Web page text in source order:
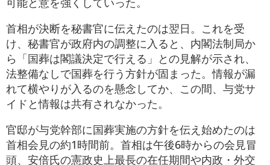
首相が決断を秘書官に伝えたのは翌日。これを受
け、秘書官が政府内の調整に入ると、内閣法制局か
ら「国葬は閣議決定で行える」との見解が示され、
法整備なしで国葬を行う方針が固まった。情報が漏
れて横やりが入るのを懸念してか、この間、与党サ
イドと情報は共有されなかった。
官邸が与党幹部に国葬実施の方針を伝え始めたのは
首相会見の約1時間前。首相は午後6時からの会見冒
頭、安倍氏の憲政史上最長の在任期間や内政・外交